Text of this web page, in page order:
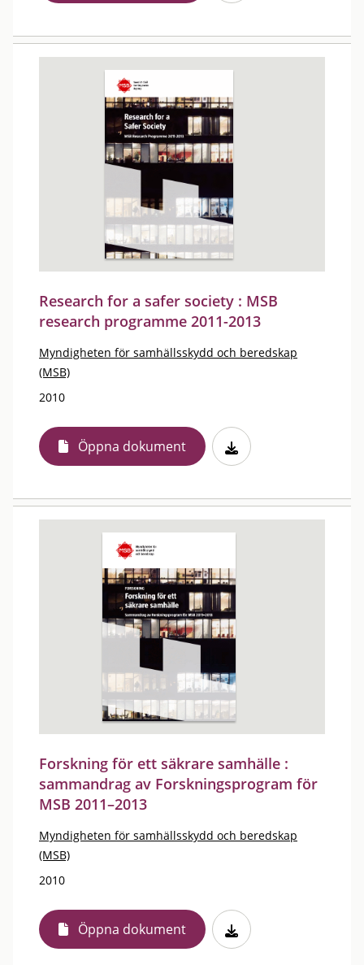
Research for a safer society : MSB
research programme 2011-2013
Myndigheten för samhällsskydd och beredskap
(MSB)
2010
Öppna dokument
Forskning för ett säkrare samhälle :
sammandrag av Forskningsprogram för
MSB 2011–2013
Myndigheten för samhällsskydd och beredskap
(MSB)
2010
Öppna dokument